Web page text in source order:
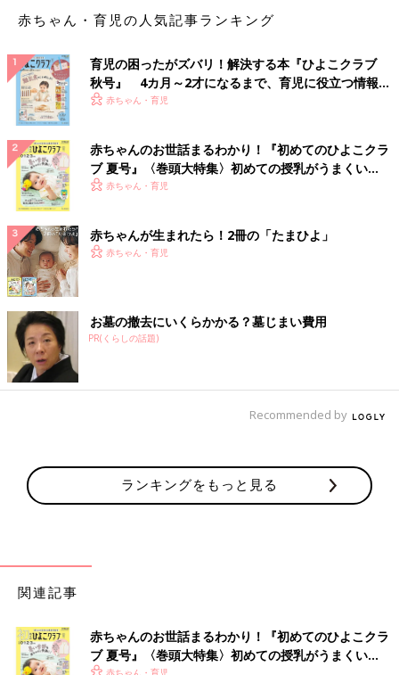
赤ちゃん・育児の人気記事ランキング
育児の困ったがズバリ！解決する本『ひよこクラブ
秋号』 4カ月～2才になるまで、育児に役立つ情報が
いっぱい！
赤ちゃん・育児
赤ちゃんのお世話まるわかり！『初めてのひよこクラ
ブ 夏号』〈巻頭大特集〉初めての授乳がうまくい
く！ おっぱい・ミルクの基本と夏のトラブル 解決テ
赤ちゃん・育児
赤ちゃんが生まれたら！2冊の「たまひよ」
赤ちゃん・育児
お墓の撤去にいくらかかる？墓じまい費用
PR(くらしの話題)
Recommended by
ランキングをもっと見る
関連記事
赤ちゃんのお世話まるわかり！『初めてのひよこクラ
ブ 夏号』〈巻頭大特集〉初めての授乳がうまくい
赤ちゃん・育児